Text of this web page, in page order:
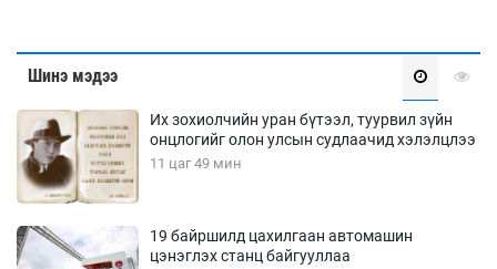
Шинэ мэдээ
Их зохиолчийн уран бүтээл, туурвил зүйн
онцлогийг олон улсын судлаачид хэлэлцлээ
11 цаг 49 мин
19 байршилд цахилгаан автомашин
цэнэглэх станц байгууллаа